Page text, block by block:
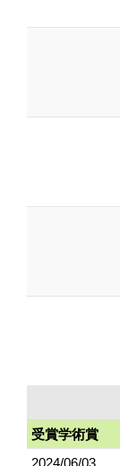
受賞学術賞
2024/06/03